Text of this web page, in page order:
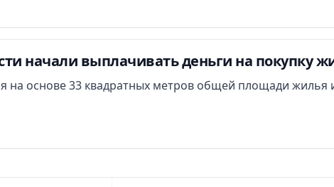
начали выплачивать деньги на покупку
на основе 33 квадратных метров общей площади